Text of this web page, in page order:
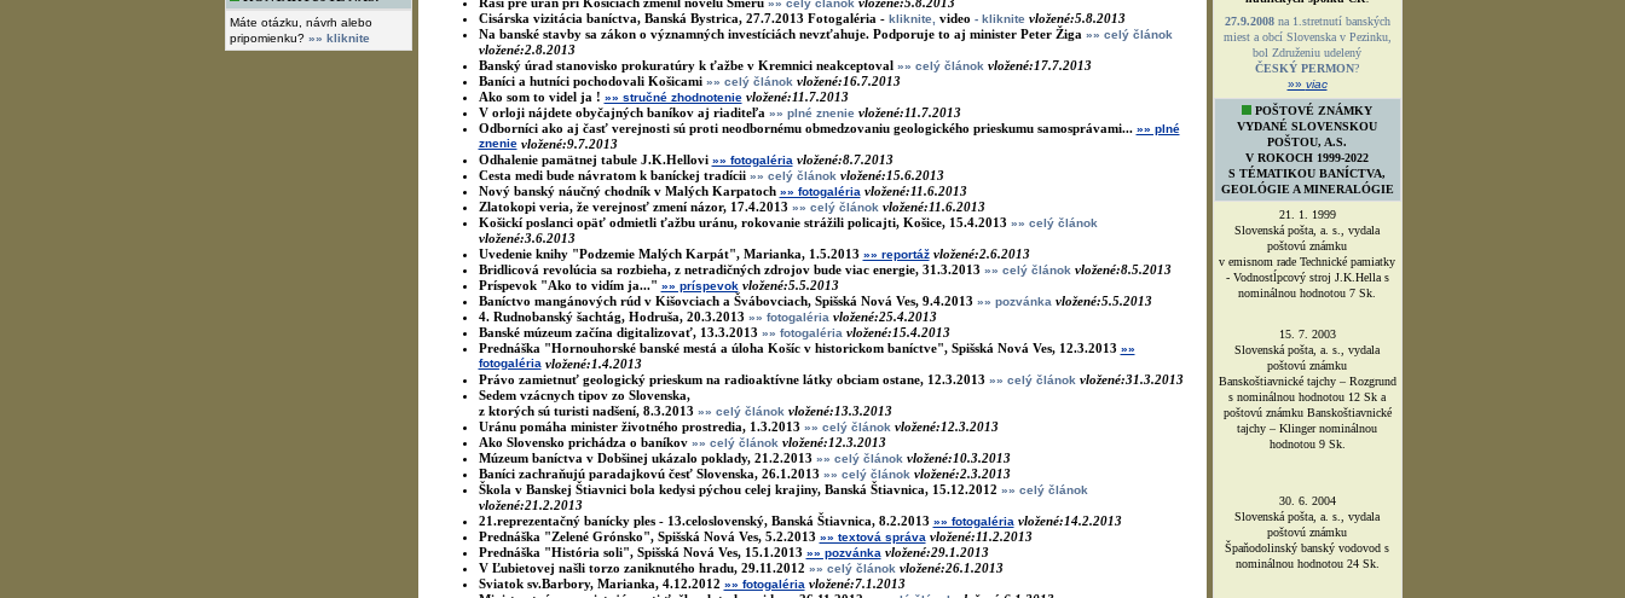
< August 2026 >
Po Ut St Št Pi So
od 7.7.2007je Združenie baníckych
spolkov a cechov Slovenska členom
Združenia európskych baníckych a
hutníckych spolkov (VEBH)?
v roku 2006bolo založené
Sdružení hornických a
hutnických spolků ČR?
27.9.2008 na 1.stretnutí banských
miest a obcí Slovenska v Pezinku,
bol Združeniu udelený
ČESKÝ PERMON?
»»
viac
POŠTOVÉ ZNÁMKY
VYDANÉ SLOVENSKOU
POŠTOU, A.S.
V ROKOCH 1999-2022
S TÉMATIKOU BANÍCTVA,
21. 1. 1999
Slovenská pošta, a. s., vydala
poštovú známku
v emisnom rade Technické pamiatky
- Vodnostĺpcový stroj J.K.Hella s
nominálnou hodnotou 7 Sk.
Banskoštiavnické tajchy – Rozgrund
s nominálnou hodnotou 12 Sk a
poštovú známku Banskoštiavnické
tajchy – Klinger nominálnou
hodnotou 9 Sk.
»» celý článok
Cisárska vizitácia baníctva, Banská Bystrica, 27.7.2013 Fotogaléria - kliknite, video - kliknite vložené:5.8.2013
Na banské stavby sa zákon o významných investíciách nevzťahuje. Podporuje to aj minister Peter Žiga »» celý článok
vložené:2.8.2013
Banský úrad stanovisko prokuratúry k ťažbe v Kremnici neakceptoval »» celý článok vložené:17.7.2013
Baníci a hutníci pochodovali Košicami »» celý článok vložené:16.7.2013
Ako som to videl ja ! »» stručné zhodnotenie vložené:11.7.2013
V orloji nájdete obyčajných baníkov aj riaditeľa »» plné znenie vložené:11.7.2013
Odborníci ako aj časť verejnosti sú proti neodbornému obmedzovaniu geologického prieskumu samosprávami... »» plné
znenie vložené:9.7.2013
Odhalenie pamätnej tabule J.K.Hellovi »» fotogaléria vložené:8.7.2013
Cesta medi bude návratom k baníckej tradícii »» celý článok vložené:15.6.2013
Nový banský náučný chodník v Malých Karpatoch »» fotogaléria vložené:11.6.2013
Zlatokopi veria, že verejnosť zmení názor, 17.4.2013 »» celý článok vložené:11.6.2013
Košickí poslanci opäť odmietli ťažbu uránu, rokovanie strážili policajti, Košice, 15.4.2013 »» celý článok
vložené:3.6.2013
Uvedenie knihy "Podzemie Malých Karpát", Marianka, 1.5.2013 »» reportáž vložené:2.6.2013
Bridlicová revolúcia sa rozbieha, z netradičných zdrojov bude viac energie, 31.3.2013 »» celý článok vložené:8.5.2013
Príspevok "Ako to vidím ja..." »» príspevok vložené:5.5.2013
Baníctvo mangánových rúd v Kišovciach a Švábovciach, Spišská Nová Ves, 9.4.2013 »» pozvánka vložené:5.5.2013
4. Rudnobanský šachtág, Hodruša, 20.3.2013 »» fotogaléria vložené:25.4.2013
Banské múzeum začína digitalizovať, 13.3.2013 »» fotogaléria vložené:15.4.2013
Prednáška "Hornouhorské banské mestá a úloha Košíc v historickom baníctve", Spišská Nová Ves, 12.3.2013 »»
fotogaléria vložené:1.4.2013
Právo zamietnuť geologický prieskum na radioaktívne látky obciam ostane, 12.3.2013 »» celý článok vložené:31.3.2013
Sedem vzácnych tipov zo Slovenska,
z ktorých sú turisti nadšení, 8.3.2013 »» celý článok vložené:13.3.2013
Uránu pomáha minister životného prostredia, 1.3.2013 »» celý článok vložené:12.3.2013
Ako Slovensko prichádza o baníkov »» celý článok vložené:12.3.2013
Múzeum baníctva v Dobšinej ukázalo poklady, 21.2.2013 »» celý článok vložené:10.3.2013
Baníci zachraňujú paradajkovú česť Slovenska, 26.1.2013 »» celý článok vložené:2.3.2013
Škola v Banskej Štiavnici bola kedysi pýchou celej krajiny, Banská Štiavnica, 15.12.2012 »» celý článok
vložené:21.2.2013
21.reprezentačný banícky ples - 13.celoslovenský, Banská Štiavnica, 8.2.2013 »» fotogaléria vložené:14.2.2013
Prednáška "Zelené Grónsko", Spišská Nová Ves, 5.2.2013 »» textová správa vložené:11.2.2013
Prednáška "História soli", Spišská Nová Ves, 15.1.2013 »» pozvánka vložené:29.1.2013
V Ľubietovej našli torzo zaniknutého hradu, 29.11.2012 »» celý článok vložené:26.1.2013
Sviatok sv.Barbory, Marianka, 4.12.2012 »» fotogaléria vložené:7.1.2013